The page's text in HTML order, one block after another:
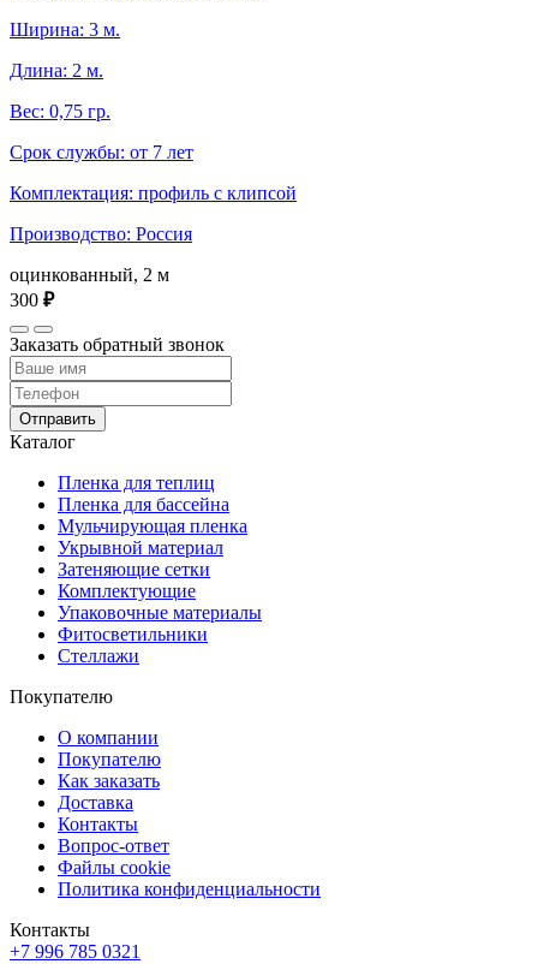
Ширина: 3 м.
Длина: 2 м.
Вес: 0,75 гр.
Срок службы: от 7 лет
Комплектация: профиль с клипсой
Производство: Россия
оцинкованный, 2 м
300 ₽
Заказать обратный звонок
Отправить
Каталог
Пленка для теплиц
Пленка для бассейна
Мульчирующая пленка
Укрывной материал
Затеняющие сетки
Комплектующие
Упаковочные материалы
Фитосветильники
Стеллажи
Покупателю
О компании
Покупателю
Как заказать
Доставка
Контакты
Вопрос-ответ
Файлы cookie
Политика конфиденциальности
Контакты
+7 996 785 0321